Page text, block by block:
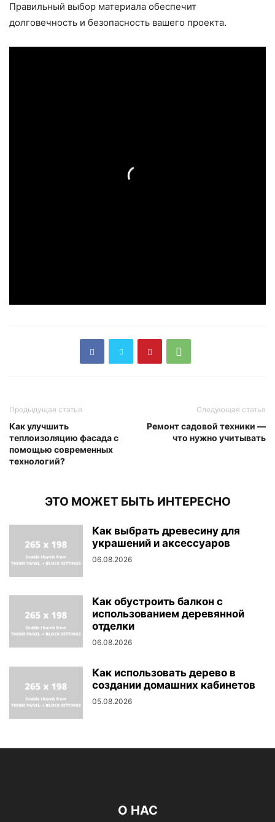
Правильный выбор материала обеспечит
долговечность и безопасность вашего проекта.
Предыдущая статья
Как улучшить
теплоизоляцию фасада с
помощью современных
технологий?
Следующая статья
Ремонт садовой техники —
что нужно учитывать
ЭТО МОЖЕТ БЫТЬ ИНТЕРЕСНО
Как выбрать древесину для
украшений и аксессуаров
06.08.2026
Как обустроить балкон с
использованием деревянной
отделки
06.08.2026
Как использовать дерево в
создании домашних кабинетов
05.08.2026
О НАС